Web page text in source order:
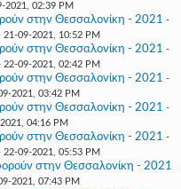
2021, 02:39 PM
στην Θεσσαλονίκη - 2021 -
09-2021, 10:52 PM
στην Θεσσαλονίκη - 2021 -
09-2021, 02:42 PM
στην Θεσσαλονίκη - 2021 -
2021, 03:42 PM
στην Θεσσαλονίκη - 2021 -
04:16 PM
στην Θεσσαλονίκη - 2021 -
09-2021, 05:53 PM
στην Θεσσαλονίκη - 2021
2021, 07:43 PM